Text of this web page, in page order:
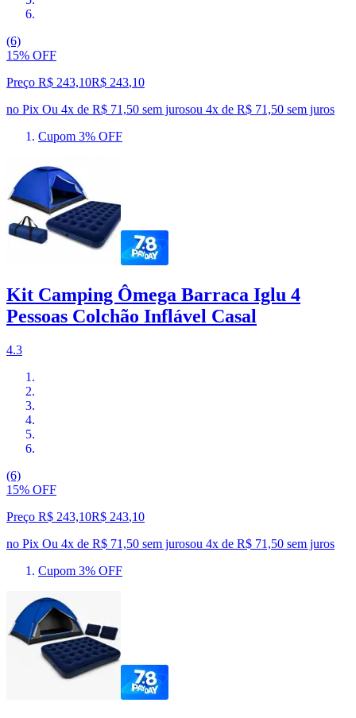
(6)
15% OFF
Preço R$ 243,10R$ 243,10
no Pix Ou 4x de R$ 71,50 sem jurosou 4x de R$ 71,50 sem juros
Cupom 3% OFF
Kit Camping Ômega Barraca Iglu 4
Pessoas Colchão Inflável Casal
4.3
(6)
15% OFF
Preço R$ 243,10R$ 243,10
no Pix Ou 4x de R$ 71,50 sem jurosou 4x de R$ 71,50 sem juros
Cupom 3% OFF